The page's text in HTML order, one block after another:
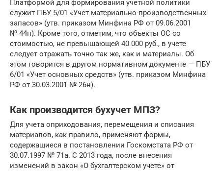
Платформой для формирования учетной политики
служит ПБУ 5/01 «Учет материально-производственных
запасов» (утв. приказом Минфина РФ от 09.06.2001
№ 44н). Кроме того, отметим, что объекты ОС со
стоимостью, не превышающей 40 000 руб., в учете
следует отражать точно так же, как и материалы. Об
этом говорится в другом нормативном документе — ПБУ
6/01 «Учет основных средств» (утв. приказом Минфина
РФ от 30.03.2001 № 26н).
Как производится бухучет МПЗ?
Для учета оприходования, перемещения и списания
материалов, как правило, применяют формы,
содержащиеся в постановлении Госкомстата РФ от
30.07.1997 № 71а. С 2013 года, после внесения
изменений в закон «О бухгалтерском учете» от